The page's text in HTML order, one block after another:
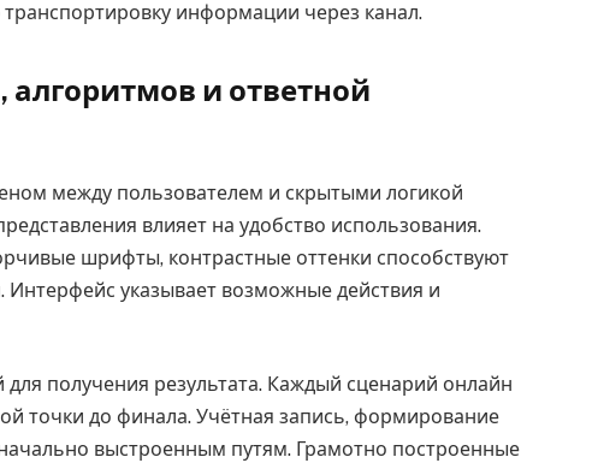
информации через канал.
и ответной
между пользователем и скрытыми логикой
влияет на удобство использования.
шрифты, контрастные оттенки способствуют
указывает возможные действия и
получения результата. Каждый сценарий онлайн
точки до финала. Учётная запись, формирование
выстроенным путям. Грамотно построенные